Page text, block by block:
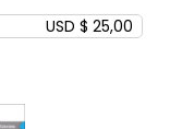
USD $ 25,00